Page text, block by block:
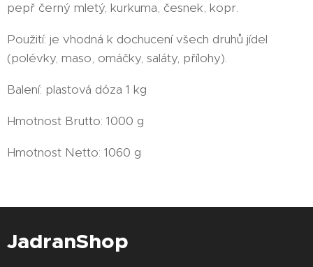
pepř černý mletý, kurkuma, česnek, kopr.
Použití: je vhodná k dochucení všech druhů jídel
(polévky, maso, omáčky, saláty, přílohy).
Balení: plastová dóza 1 kg
Hmotnost Brutto: 1000 g
Hmotnost Netto: 1060 g
JadranShop